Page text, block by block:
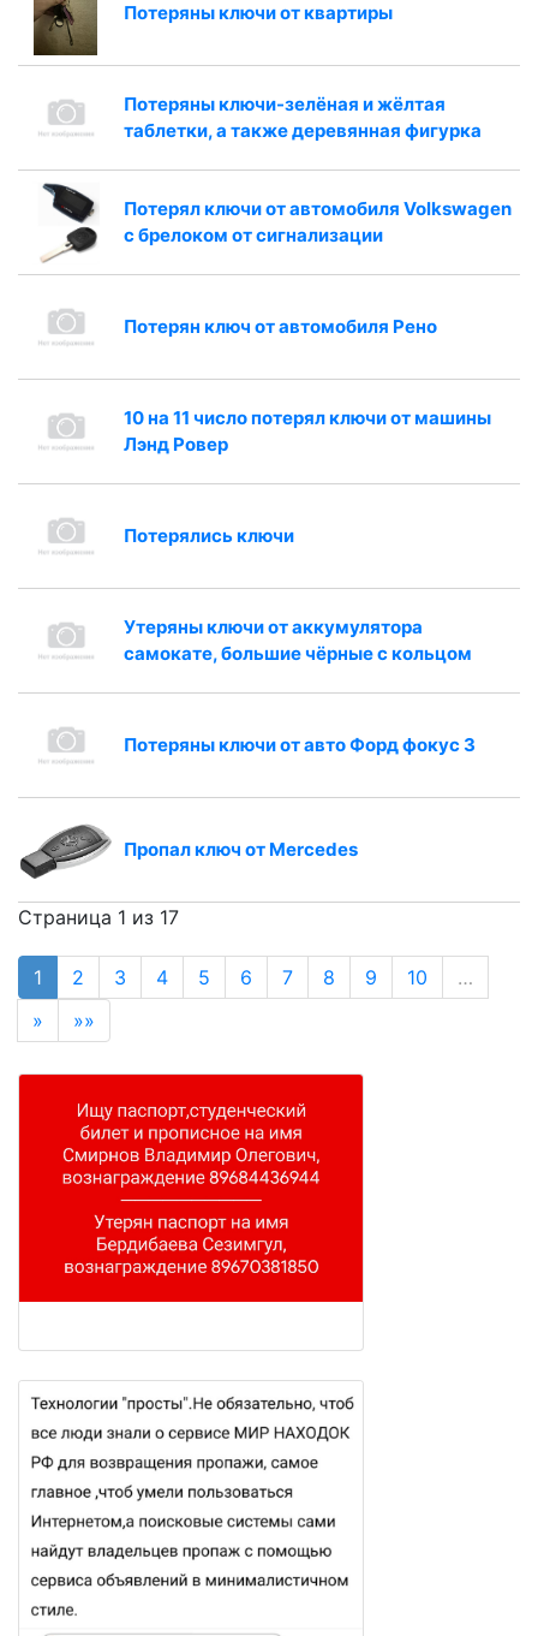
Потеряны ключи от квартиры
Потеряны ключи-зелёная и жёлтая
таблетки, а также деревянная фигурка
Потерял ключи от автомобиля Volkswagen
с брелоком от сигнализации
Потерян ключ от автомобиля Рено
10 на 11 число потерял ключи от машины
Лэнд Ровер
Потерялись ключи
Утеряны ключи от аккумулятора
самокате, большие чёрные с кольцом
Потеряны ключи от авто Форд фокус 3
Пропал ключ от Mercedes
Страница 1 из 17
1 2 3 4 5 6 7 8 9 10
…
»
»»